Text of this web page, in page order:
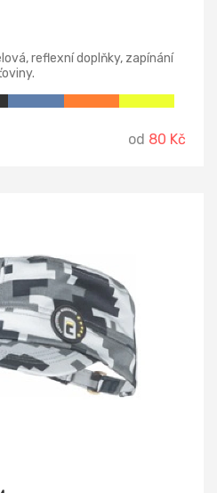
reflexní doplňky, zapínání
od 80 Kč